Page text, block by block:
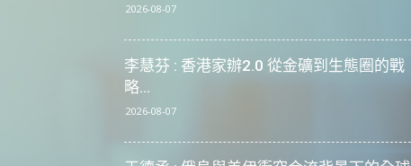
2026-08-07
李慧芬 : 香港家辦2.0 從金礦到生態圈的戰
略...
2026-08-07